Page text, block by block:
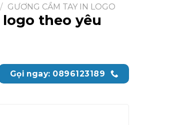
/ GƯƠNG CẦM TAY IN LOGO
theo yêu
Gọi ngay: 0896123189